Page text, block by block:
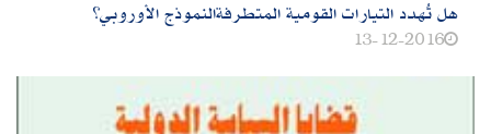
هل تُهدد التيارات القومية المتطرفةالنموذج الأوروبي؟
13-12-2016